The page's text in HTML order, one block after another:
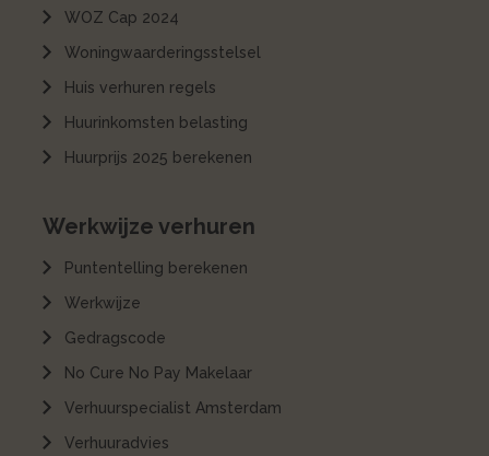
WOZ Cap 2024
Woningwaarderingsstelsel
Huis verhuren regels
Huurinkomsten belasting
Huurprijs 2025 berekenen
Werkwijze verhuren
Puntentelling berekenen
Werkwijze
Gedragscode
No Cure No Pay Makelaar
Verhuurspecialist Amsterdam
Verhuuradvies